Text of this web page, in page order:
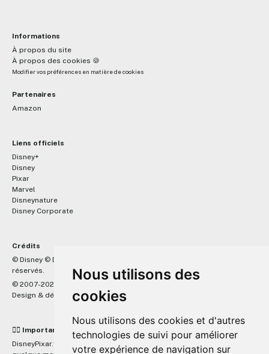
Nous utilisons des
cookies
Nous utilisons des cookies et d'autres
technologies de suivi pour améliorer
votre expérience de navigation sur
Informations
À propos du site
À propos des cookies 🍪
Modifier vos préférences en matière de cookies
Partenaires
Amazon
Liens officiels
Disney+
Disney
Pixar
Marvel
Disneynature
Disney Corporate
Crédits
© Disney © Disney/Pixar © &
réservés.
© 2007-2026 DisneyPixar.fr
Design & développement :MonsieurPaul
☝🏼 Important
DisneyPixar.fr est un site indépendant et n'est en aucun cas lié de